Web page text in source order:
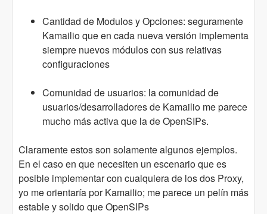
Cantidad de Modulos y Opciones: seguramente
Kamailio que en cada nueva versión implementa
siempre nuevos módulos con sus relativas
configuraciones
Comunidad de usuarios: la comunidad de
usuarios/desarrolladores de Kamailio me parece
mucho más activa que la de OpenSIPs.
Claramente estos son solamente algunos ejemplos.
En el caso en que necesiten un escenario que es
posible implementar con cualquiera de los dos Proxy,
yo me orientaría por Kamailio; me parece un pelín más
estable y solido que OpenSIPs